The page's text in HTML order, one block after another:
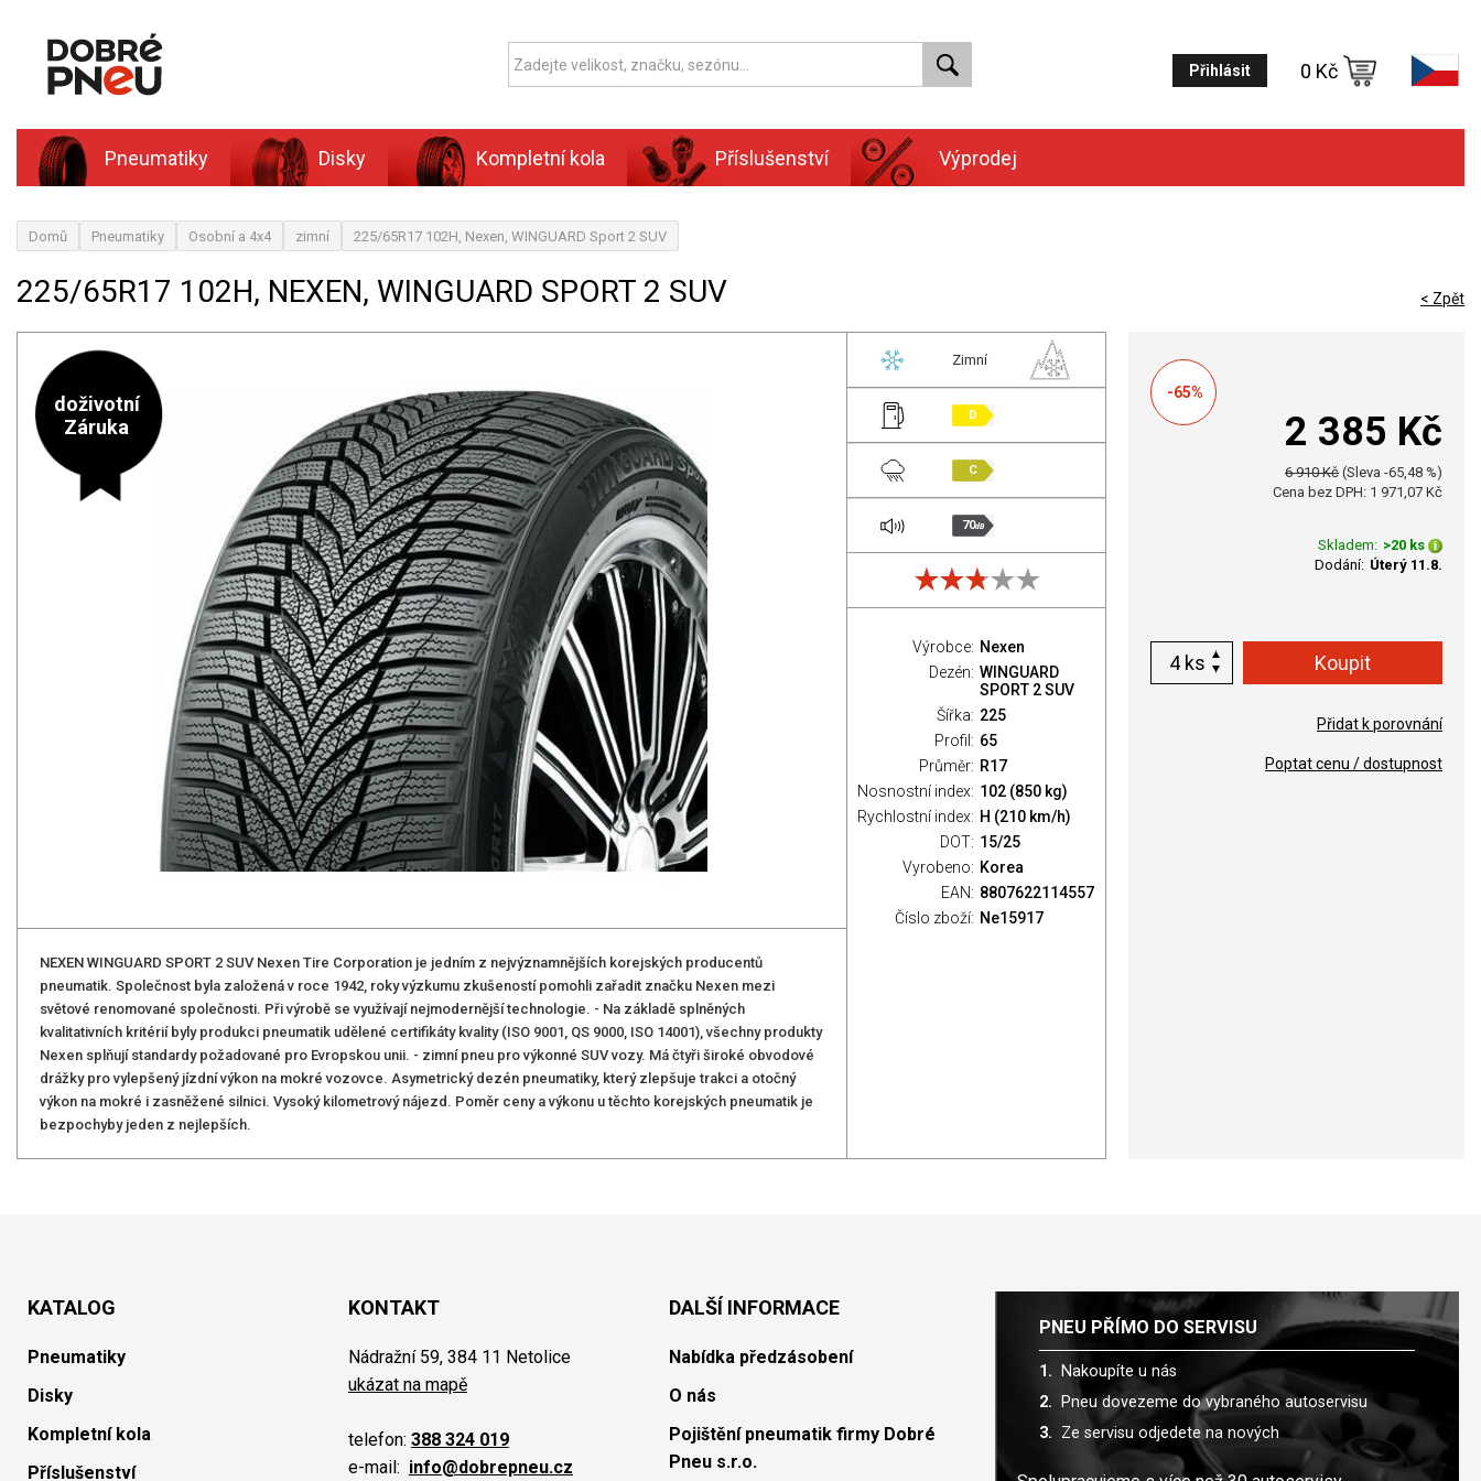
Přihlásit 0 Kč
Pneumatiky Disky Kompletní kola Příslušenství Výprodej
Domů Pneumatiky Osobní a 4x4 zimní 225/65R17 102H, Nexen, WINGUARD Sport 2 SUV
225/65R17 102H, NEXEN, WINGUARD SPORT 2 SUV < Zpět
doživotní
Záruka
NEXEN WINGUARD SPORT 2 SUV Nexen Tire Corporation je jedním z nejvýznamnějších korejských producentů
pneumatik. Společnost byla založená v roce 1942, roky výzkumu zkušeností pomohli zařadit značku Nexen mezi
světové renomované společnosti. Při výrobě se využívají nejmodernější technologie. - Na základě splněných
kvalitativních kritérií byly produkci pneumatik udělené certifikáty kvality (ISO 9001, QS 9000, ISO 14001), všechny produkty
Nexen splňují standardy požadované pro Evropskou unii. - zimní pneu pro výkonné SUV vozy. Má čtyři široké obvodové
drážky pro vylepšený jízdní výkon na mokré vozovce. Asymetrický dezén pneumatiky, který zlepšuje trakci a otočný
výkon na mokré i zasněžené silnici. Vysoký kilometrový nájezd. Poměr ceny a výkonu u těchto korejských pneumatik je
bezpochyby jeden z nejlepších.
Zimní
D
C
70dB
Výrobce: Nexen
Dezén: WINGUARD
SPORT 2 SUV
Šířka: 225
Profil: 65
Průměr: R17
Nosnostní index: 102 (850 kg)
Rychlostní index: H (210 km/h)
DOT: 15/25
Vyrobeno: Korea
EAN: 8807622114557
Číslo zboží: Ne15917
-65%
2 385 Kč
6 910 Kč (Sleva -65,48 %)
Cena bez DPH: 1 971,07 Kč
Skladem: >20 ks
Dodání: Úterý 11.8.
ks
Přidat k porovnání
Poptat cenu / dostupnost
KATALOG
Pneumatiky
Disky
Kompletní kola
Příslušenství
KONTAKT
Nádražní 59, 384 11 Netolice
ukázat na mapě
telefon: 388 324 019
e-mail: info@dobrepneu.cz
DALŠÍ INFORMACE
Nabídka předzásobení
O nás
Pojištění pneumatik firmy Dobré
Pneu s.r.o.
PNEU PŘÍMO DO SERVISU
Nakoupíte u nás
Pneu dovezeme do vybraného autoservisu
Ze servisu odjedete na nových